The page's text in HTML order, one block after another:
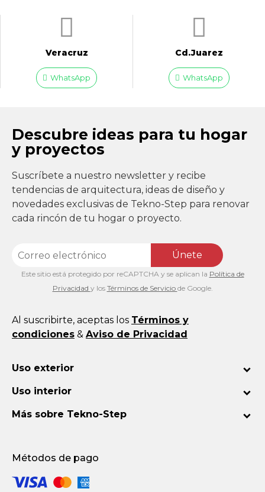
Veracruz
WhatsApp
Cd.Juarez
WhatsApp
Descubre ideas para tu hogar
y proyectos
Suscríbete a nuestro newsletter y recibe
tendencias de arquitectura, ideas de diseño y
novedades exclusivas de Tekno-Step para renovar
cada rincón de tu hogar o proyecto.
Únete
Este sitio está protegido por reCAPTCHA y se aplican la Política de
Privacidad y los Términos de Servicio de Google.
Al suscribirte, aceptas los Términos y
condiciones & Aviso de Privacidad
Uso exterior
Uso interior
Más sobre Tekno-Step
Métodos de pago